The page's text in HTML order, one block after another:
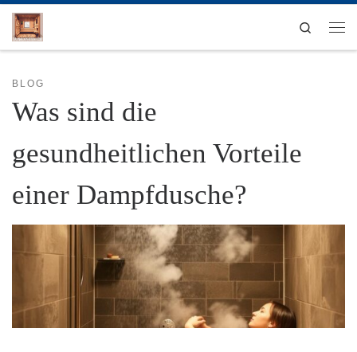
Zum Inhalt springen
Search
BLOG
Was sind die
gesundheitlichen Vorteile
einer Dampfdusche?